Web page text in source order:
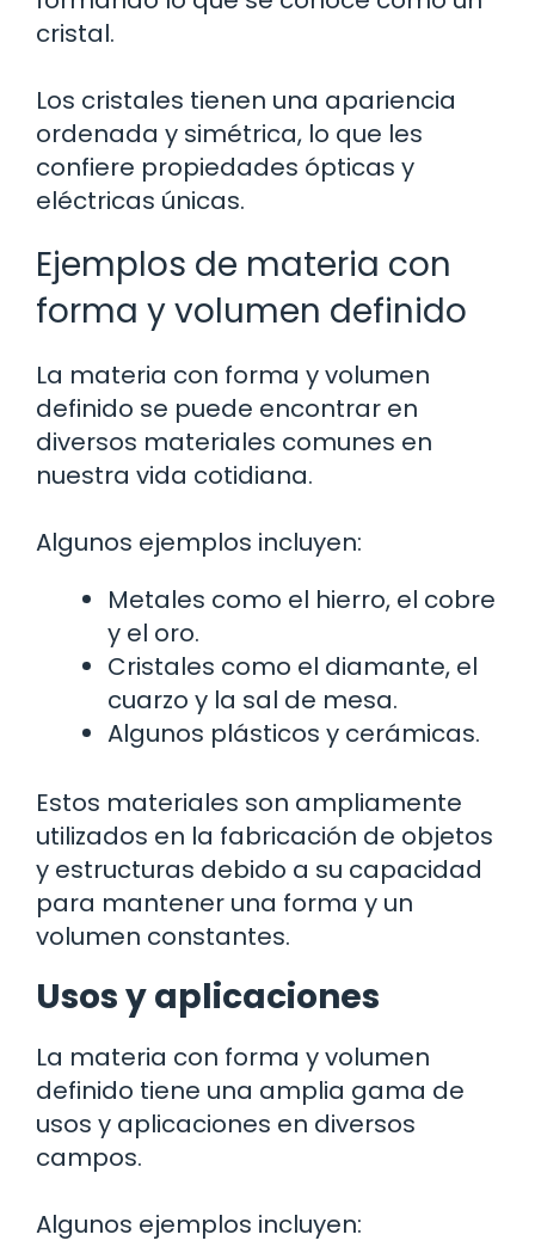
cristal.
Los cristales tienen una apariencia
ordenada y simétrica, lo que les
confiere propiedades ópticas y
eléctricas únicas.
Ejemplos de materia con
forma y volumen definido
La materia con forma y volumen
definido se puede encontrar en
diversos materiales comunes en
nuestra vida cotidiana.
Algunos ejemplos incluyen:
Metales como el hierro, el cobre
y el oro.
Cristales como el diamante, el
cuarzo y la sal de mesa.
Algunos plásticos y cerámicas.
Estos materiales son ampliamente
utilizados en la fabricación de objetos
y estructuras debido a su capacidad
para mantener una forma y un
volumen constantes.
Usos y aplicaciones
La materia con forma y volumen
definido tiene una amplia gama de
usos y aplicaciones en diversos
campos.
Algunos ejemplos incluyen: